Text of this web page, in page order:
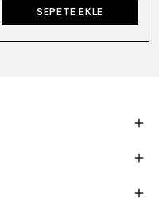
SEPETE EKLE